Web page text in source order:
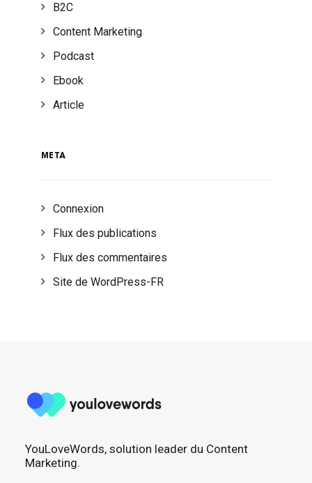
B2C
Content Marketing
Podcast
Ebook
Article
META
Connexion
Flux des publications
Flux des commentaires
Site de WordPress-FR
YouLoveWords, solution leader du Content
Marketing.